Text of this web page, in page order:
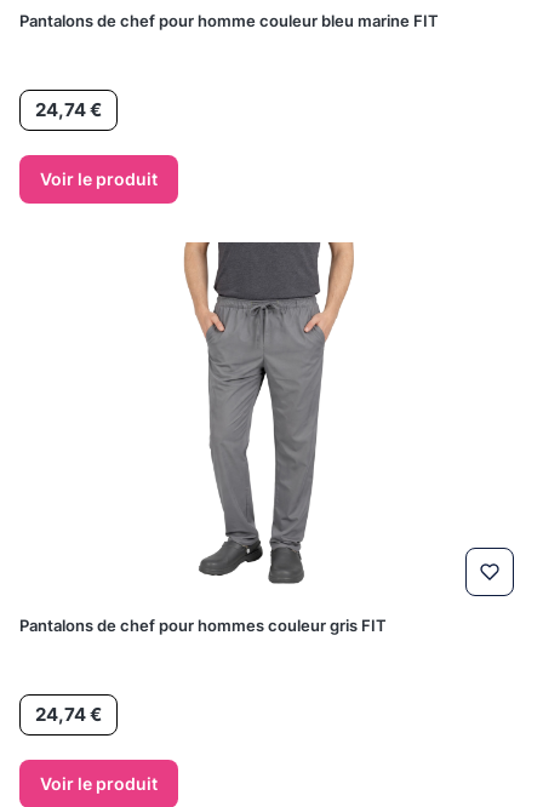
Pantalons de chef pour homme couleur bleu marine FIT
Prix24,74 €
Voir le produit
Pantalons de chef pour hommes couleur gris FIT
Prix24,74 €
Voir le produit